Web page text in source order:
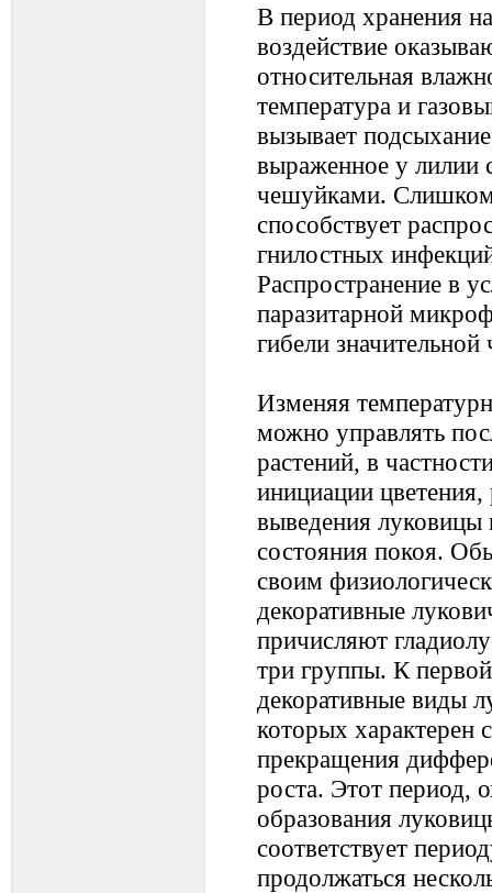
В период хранения
воздействие
относительная
температура и
вызывает
выраженное у лилии
чешуйками.
способствует
гнилостных
Распространение в
паразитарной
гибели
Изменяя
можно управлять
растений, в
инициации цветения,
выведения луковицы
состояния покоя.
своим
декоративные
причисляют
три группы. К
декоративные виды
которых характерен
прекращения
роста. Этот период,
образования
соответствует
продолжаться